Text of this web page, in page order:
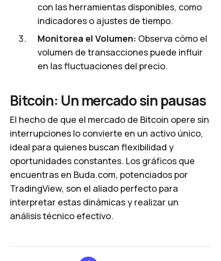
con las herramientas disponibles, como
indicadores o ajustes de tiempo.
Monitorea el Volumen: Observa cómo el
volumen de transacciones puede influir
en las fluctuaciones del precio.
Bitcoin: Un mercado sin pausas
El hecho de que el mercado de Bitcoin opere sin
interrupciones lo convierte en un activo único,
ideal para quienes buscan flexibilidad y
oportunidades constantes. Los gráficos que
encuentras en Buda.com, potenciados por
TradingView, son el aliado perfecto para
interpretar estas dinámicas y realizar un
análisis técnico efectivo.